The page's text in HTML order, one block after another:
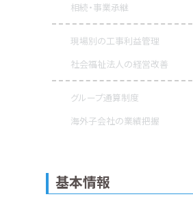
相続・事業承継
現場別の工事利益管理
社会福祉法人の経営改善
グループ通算制度
海外子会社の業績把握
基本情報